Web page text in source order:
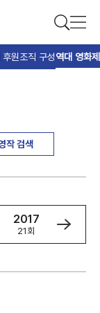
후원조직 구성역대 영화제
작 검색
2017
21회
2016
20회